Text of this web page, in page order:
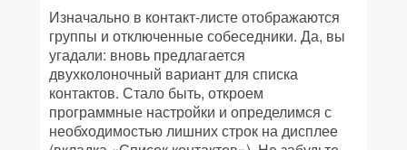
Изначально в контакт-листе отображаются
группы и отключенные собеседники. Да, вы
угадали: вновь предлагается
двухколоночный вариант для списка
контактов. Стало быть, откроем
программные настройки и определимся с
необходимостью лишних строк на дисплее